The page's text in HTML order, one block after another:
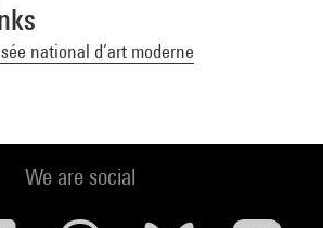
de la Bibliothèque Kandinsky
national d’art moderne
We are social